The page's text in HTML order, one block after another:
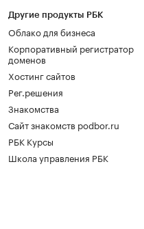
Другие продукты РБК
Облако для бизнеса
Корпоративный регистратор
доменов
Хостинг сайтов
Рег.решения
Знакомства
Сайт знакомств podbor.ru
РБК Курсы
Школа управления РБК